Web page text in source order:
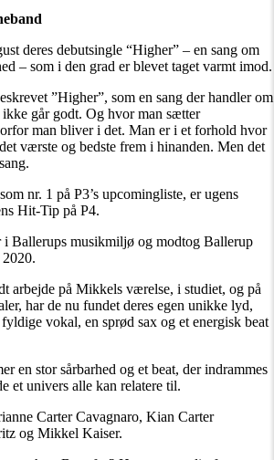
deres debutsingle “Higher” – en sang om
– som i den grad er blevet taget varmt imod.
”Higher”, som en sang der handler om
går godt. Og hvor man sætter
man bliver i det. Man er i et forhold hvor
værste og bedste frem i hinanden. Men det
nr. 1 på P3’s upcomingliste, er ugens
Hit-Tip på P4.
i Ballerups musikmiljø og modtog Ballerup
arbejde på Mikkels værelse, i studiet, og på
har de nu fundet deres egen unikke lyd,
vokal, en sprød sax og et energisk beat
en stor sårbarhed og et beat, der indrammes
et univers alle kan relatere til.
Carter Cavagnaro, Kian Carter
og Mikkel Kaiser.